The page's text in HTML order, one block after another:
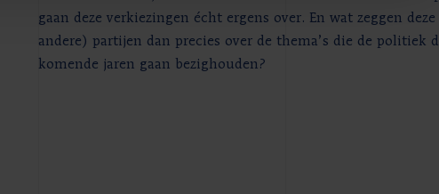
gaan deze verkiezingen écht ergens over. En wat zeggen
andere) partijen dan precies over de thema’s die de politiek
komende jaren gaan bezighouden?